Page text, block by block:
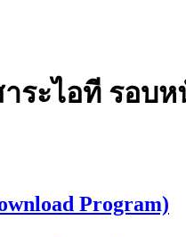
ระไอที รอบ
Program)